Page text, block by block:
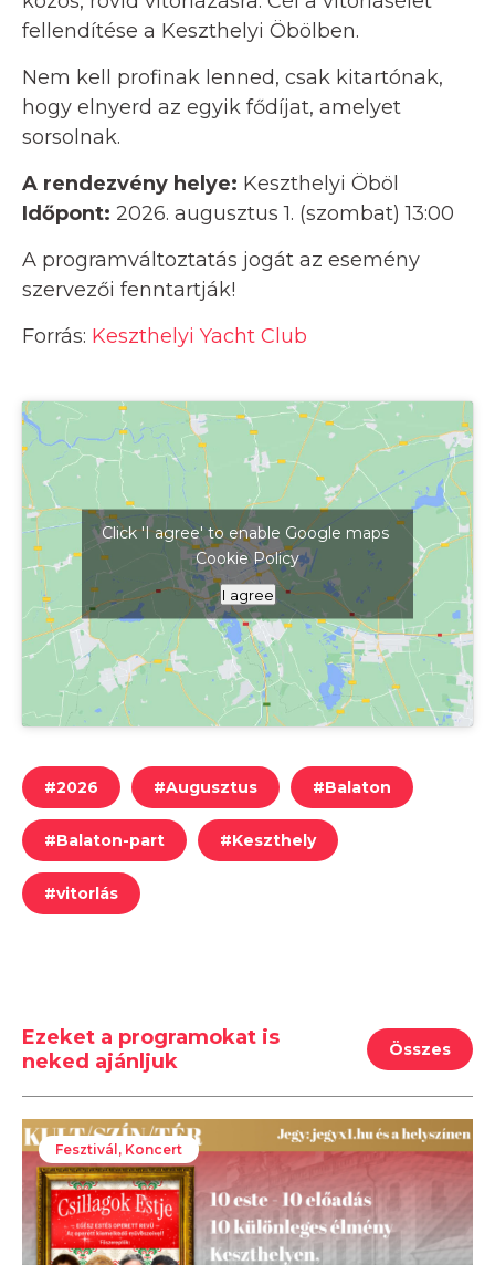
fellendítése a Keszthelyi Öbölben.
Nem kell profinak lenned, csak kitartónak,
hogy elnyerd az egyik fődíjat, amelyet
sorsolnak.
A rendezvény helye: Keszthelyi Öböl
Időpont: 2026. augusztus 1. (szombat) 13:00
A programváltoztatás jogát az esemény
szervezői fenntartják!
Forrás: Keszthelyi Yacht Club
Kattints ide a térkép megjelenítéséhez
Click 'I agree' to enable Google maps
Cookie Policy
I agree
#2026 #Augusztus #Balaton
#Balaton-part #Keszthely
#vitorlás
Ezeket a programokat is
neked ajánljuk
Összes
Fesztivál, Koncert